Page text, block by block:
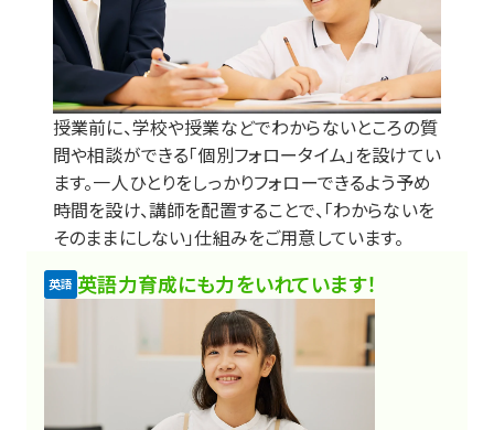
授業前に、学校や授業などでわからないところの質
問や相談ができる「個別フォロータイム」を設けてい
ます。⼀⼈ひとりをしっかりフォローできるよう予め
時間を設け、講師を配置することで、「わからないを
そのままにしない」仕組みをご用意しています。
英語 英語力育成にも力をいれています！